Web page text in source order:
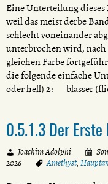
Eine Unterteilung
weil das meist derbe
schlecht voneinander
unterbrochen wird, nach
gleichen Farbe
die folgende einfache
oder hell) 2: blasser
0.5.1.3 Der
Joachim Adolphi
2026
Amethyst,